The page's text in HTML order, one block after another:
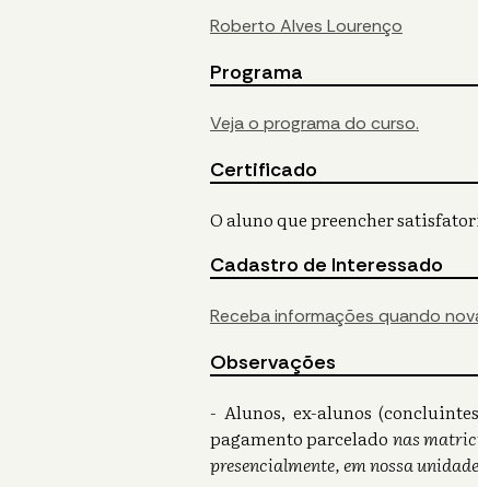
Roberto Alves Lourenço
Programa
Veja o programa do curso.
Certificado
O aluno que preencher
Cadastro de Interessado
Receba informações quando
Observações
- Alunos, ex-alunos
pagamento parcelado nas
presencialmente, em nossa